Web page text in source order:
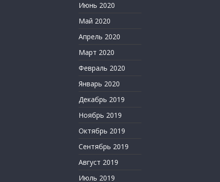
Июнь 2020
Май 2020
Апрель 2020
Март 2020
Февраль 2020
Январь 2020
Декабрь 2019
Ноябрь 2019
Октябрь 2019
Сентябрь 2019
Август 2019
Июль 2019